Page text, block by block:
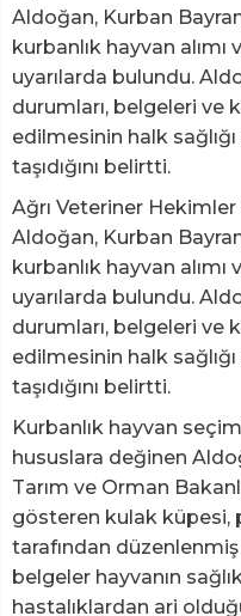
Aldoğan, Kurban
kurbanlık hayvan
uyarılarda bulundu.
durumları, belgeleri ve
edilmesinin halk
taşıdığını belirtti.
Ağrı Veteriner Hekimler
Aldoğan, Kurban
kurbanlık hayvan
uyarılarda bulundu.
durumları, belgeleri ve
edilmesinin halk
taşıdığını belirtti.
Kurbanlık hayvan
hususlara değinen
Tarım ve Orman
gösteren kulak küpesi,
tarafından
belgeler hayvanın
hastalıklardan ari